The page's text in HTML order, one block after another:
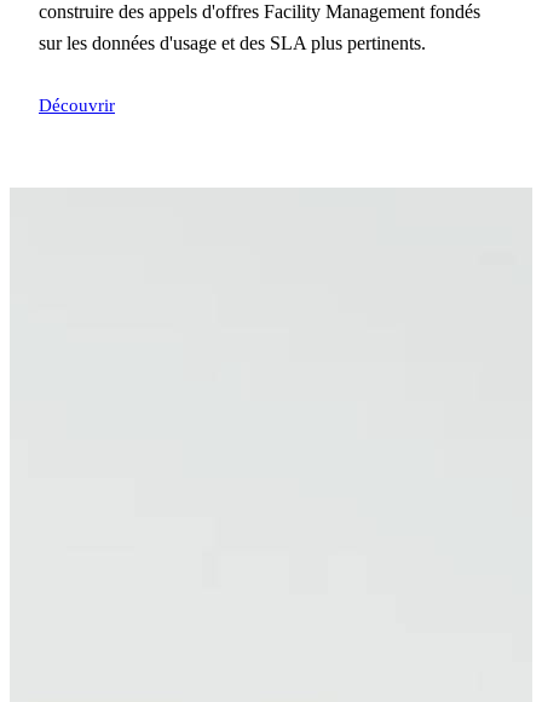
construire des appels d'offres Facility Management fondés
sur les données d'usage et des SLA plus pertinents.
Découvrir